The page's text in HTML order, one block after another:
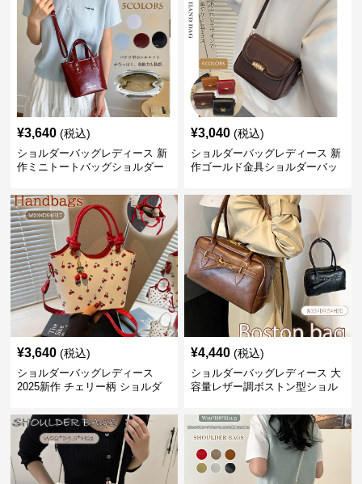
¥3,640 (税込)
ショルダーバッグレディース 新
作ミニトートバッグショルダー
¥3,040 (税込)
ショルダーバッグレディース 新
作ゴールド金具ショルダーバッ
¥3,640 (税込)
ショルダーバッグレディース
2025新作 チェリー柄 ショルダ
3way
¥4,440 (税込)
ショルダーバッグレディース 大
容量レザー調ボストン型ショル